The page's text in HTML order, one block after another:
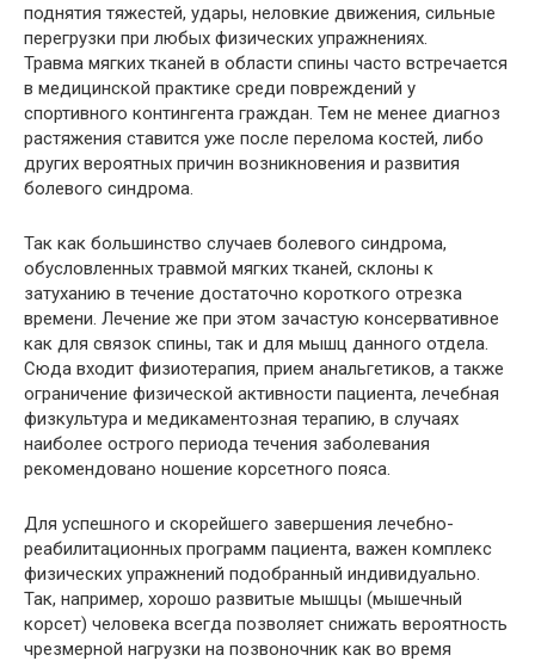
поднятия тяжестей, удары, неловкие движения, сильные
перегрузки при любых физических упражнениях.
Травма мягких тканей в области спины часто встречается
в медицинской практике среди повреждений у
спортивного контингента граждан. Тем не менее диагноз
растяжения ставится уже после перелома костей, либо
других вероятных причин возникновения и развития
болевого синдрома.
Так как большинство случаев болевого синдрома,
обусловленных травмой мягких тканей, склоны к
затуханию в течение достаточно короткого отрезка
времени. Лечение же при этом зачастую консервативное
как для связок спины, так и для мышц данного отдела.
Сюда входит физиотерапия, прием анальгетиков, а также
ограничение физической активности пациента, лечебная
физкультура и медикаментозная терапию, в случаях
наиболее острого периода течения заболевания
рекомендовано ношение корсетного пояса.
Для успешного и скорейшего завершения лечебно-
реабилитационных программ пациента, важен комплекс
физических упражнений подобранный индивидуально.
Так, например, хорошо развитые мышцы (мышечный
корсет) человека всегда позволяет снижать вероятность
чрезмерной нагрузки на позвоночник как во время